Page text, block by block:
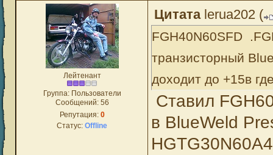
Лейтенант
Группа: Пользователи
Сообщений: 56
Репутация: 0
Статус: Offline
Цитата lerua202 (
FGH40N60SFD
транзисторный
доходит до +15в
Ставил
в BlueWeld